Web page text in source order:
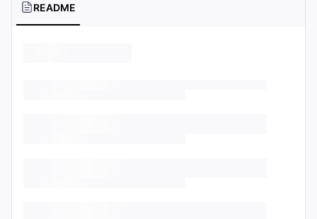
README